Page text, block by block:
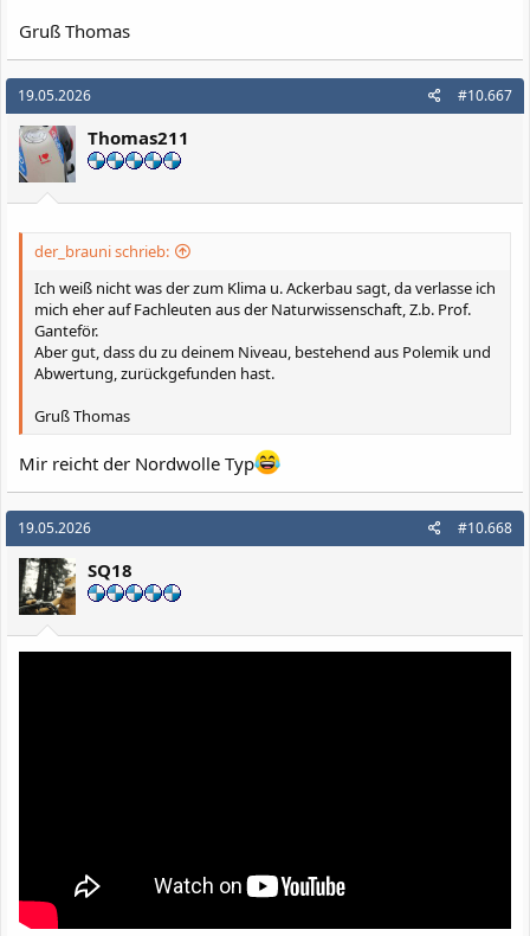
Gruß Thomas
19.05.2026 #10.667
Thomas211
der_brauni schrieb:
Ich weiß nicht was der zum Klima u. Ackerbau sagt, da verlasse ich
mich eher auf Fachleuten aus der Naturwissenschaft, Z.b. Prof.
Ganteför.
Aber gut, dass du zu deinem Niveau, bestehend aus Polemik und
Abwertung, zurückgefunden hast.
Gruß Thomas
Mir reicht der Nordwolle Typ
19.05.2026 #10.668
SQ18